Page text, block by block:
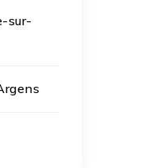
sur-